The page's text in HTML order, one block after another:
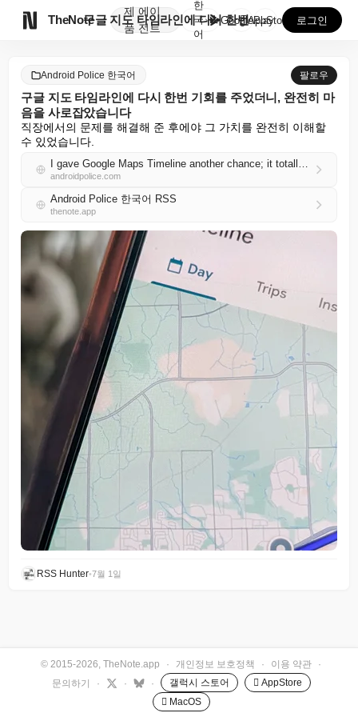
TheNote
제
품
에이
전트
구글 지도 타임라인에 다시 한번 기회를 주었더니, 완전...
한
국
어
GooglePlay
AppStore 로그인
Android Police 한국어 팔로우
구글 지도 타임라인에 다시 한번 기회를 주었더니, 완전히 마
음을 사로잡았습니다
직장에서의 문제를 해결해 준 후에야 그 가치를 완전히 이해할
수 있었습니다.
I gave Google Maps Timeline another chance; it totally won me over
androidpolice.com
Android Police 한국어 RSS
thenote.app
RSS Hunter•7월 1일
© 2015-2026, TheNote.app · 개인정보 보호정책 · 이용 약관
·
문의하기
· · · 갤럭시 스토어
 AppStore
 MacOS